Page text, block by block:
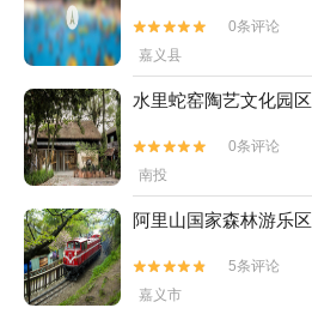


0条评论
嘉义县
水里蛇窑陶艺文化园区


0条评论
南投
阿里山国家森林游乐区


5条评论
嘉义市